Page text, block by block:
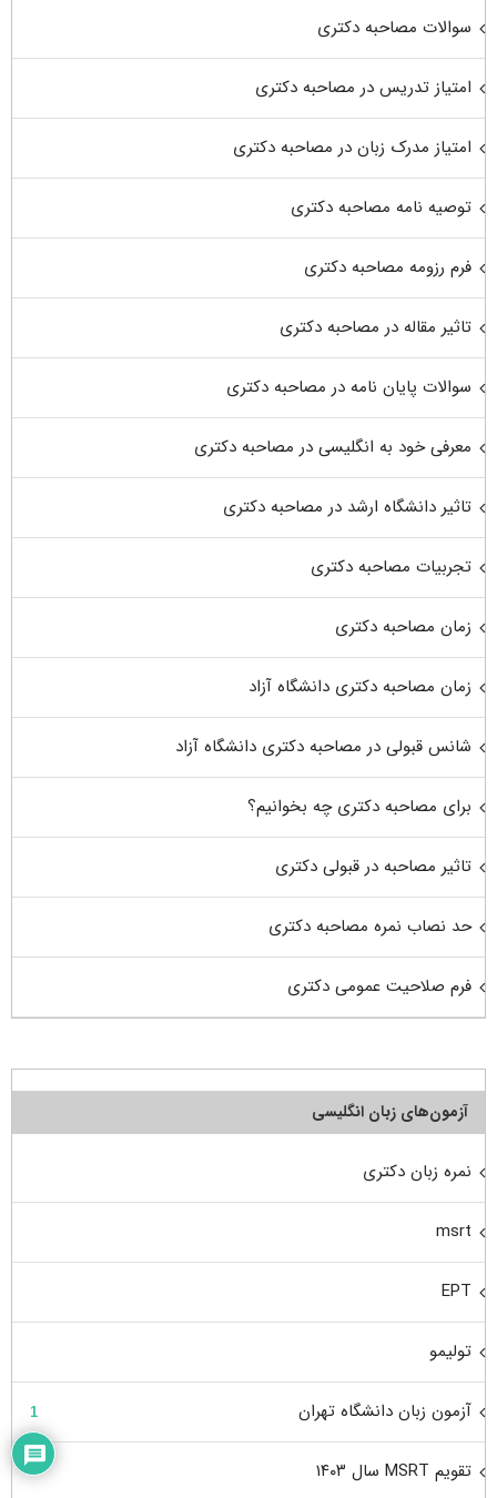
سوالات مصاحبه دکتری
امتیاز تدریس در مصاحبه دکتری
امتیاز مدرک زبان در مصاحبه دکتری
توصیه نامه مصاحبه دکتری
فرم رزومه مصاحبه دکتری
تاثیر مقاله در مصاحبه دکتری
سوالات پایان نامه در مصاحبه دکتری
معرفی خود به انگلیسی در مصاحبه دکتری
تاثیر دانشگاه ارشد در مصاحبه دکتری
تجربیات مصاحبه دکتری
زمان مصاحبه دکتری
زمان مصاحبه دکتری دانشگاه آزاد
شانس قبولی در مصاحبه دکتری دانشگاه آزاد
برای مصاحبه دکتری چه بخوانیم؟
تاثیر مصاحبه در قبولی دکتری
حد نصاب نمره مصاحبه دکتری
فرم صلاحیت عمومی دکتری
آزمون‌های زبان انگلیسی
نمره زبان دکتری
msrt
EPT
تولیمو
آزمون زبان دانشگاه تهران
تقویم MSRT سال ۱۴۰۳
1